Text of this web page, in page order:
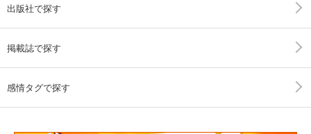
出版社で探す
掲載誌で探す
感情タグで探す